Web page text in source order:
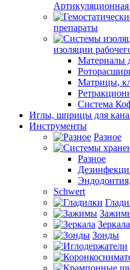
Артикуляционная
препараты
изоляции
Материалы
Матрицы,
Система
Иглы, шприцы для
Инструменты
Разное
Разное
Schwert
Зеркала
Зонды